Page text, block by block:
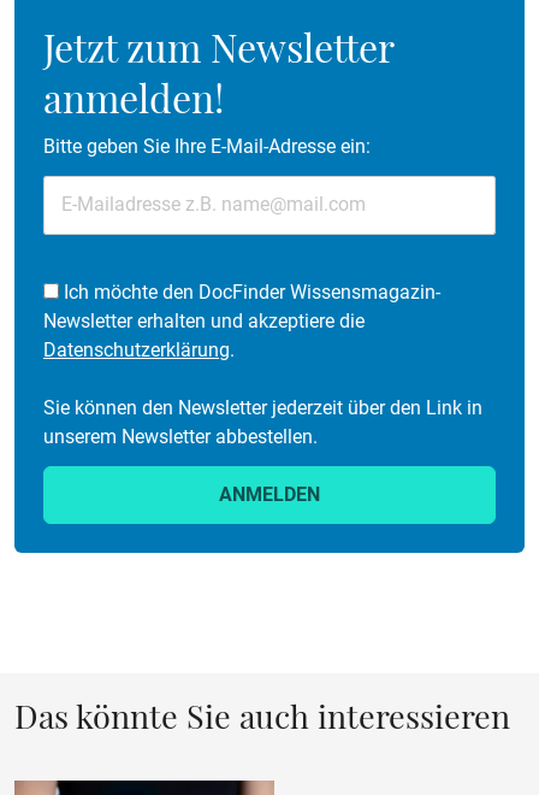
Jetzt zum Newsletter
anmelden!
Bitte geben Sie Ihre E-Mail-Adresse ein:
Ich möchte den DocFinder Wissensmagazin-
Newsletter erhalten und akzeptiere die
Datenschutzerklärung.
Sie können den Newsletter jederzeit über den Link in
unserem Newsletter abbestellen.
ANMELDEN
Das könnte Sie auch interessieren